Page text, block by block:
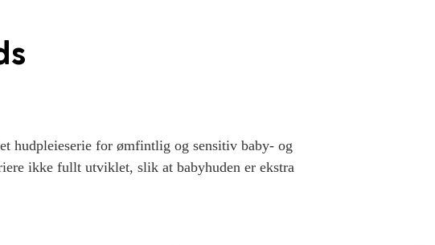
hudpleieserie for ømfintlig og sensitiv baby- og
ikke fullt utviklet, slik at babyhuden er ekstra